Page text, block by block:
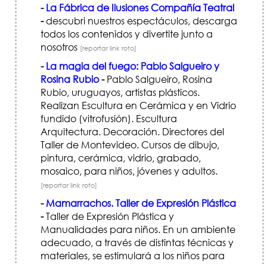
- La Fábrica de Ilusiones Compañía Teatral
-descubri nuestros espectáculos, descarga
todos los contenidos y divertite junto a
nosotros [reportar link roto]
- La magia del fuego: Pablo Salgueiro y
Rosina Rubio-Pablo Salgueiro, Rosina
Rubio, uruguayos, artistas plásticos.
Realizan Escultura en Cerámica y en Vidrio
fundido (vitrofusión). Escultura
Arquitectura. Decoración. Directores del
Taller de Montevideo. Cursos de dibujo,
pintura, cerámica, vidrio, grabado,
mosaico, para niños, jóvenes y adultos.
[reportar link roto]
- Mamarrachos. Taller de Expresión Plástica
-Taller de Expresión Plástica y
Manualidades para niños. En un ambiente
adecuado, a través de distintas técnicas y
materiales, se estimulará a los niños para